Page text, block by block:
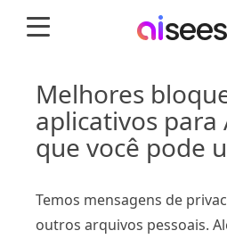
Melhores
aplicativos para
que você pode
Temos mensagens de
outros arquivos pessoais.